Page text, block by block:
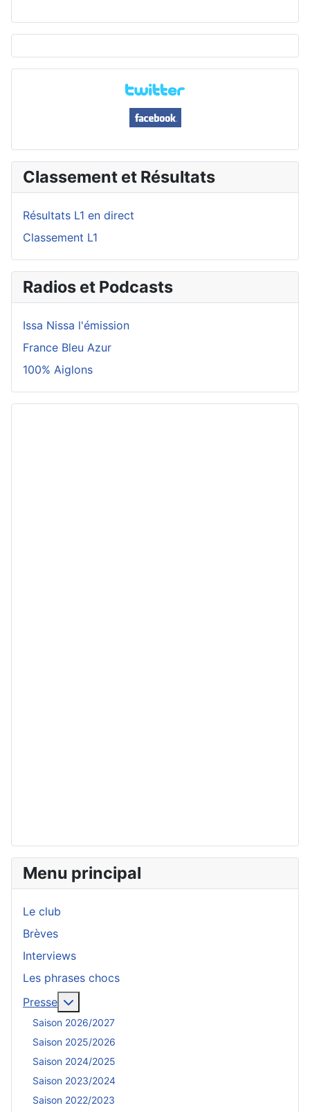
Classement et Résultats
Résultats L1 en direct
Classement L1
Radios et Podcasts
Issa Nissa l'émission
France Bleu Azur
100% Aiglons
Menu principal
Le club
Brèves
Interviews
Les phrases chocs
Presse
Saison 2026/2027
Saison 2025/2026
Saison 2024/2025
Saison 2023/2024
Saison 2022/2023